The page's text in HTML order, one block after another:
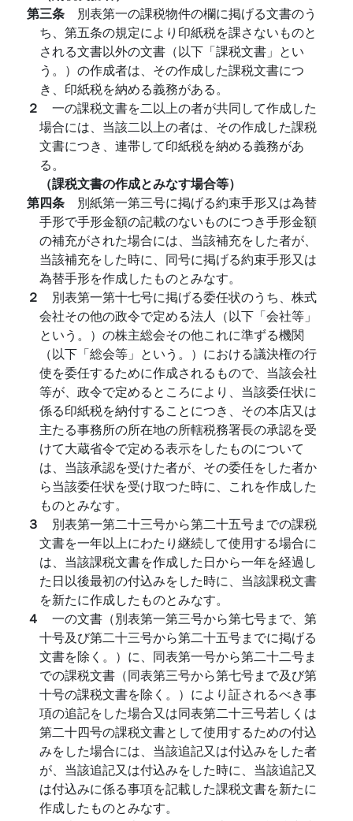
第三条 別表第一の課税物件の欄に掲げる文書のう
ち、第五条の規定により印紙税を課さないものと
される文書以外の文書（以下「課税文書」とい
う。）の作成者は、その作成した課税文書につ
き、印紙税を納める義務がある。
２ 一の課税文書を二以上の者が共同して作成した
場合には、当該二以上の者は、その作成した課税
文書につき、連帯して印紙税を納める義務があ
る。
（課税文書の作成とみなす場合等）
第四条 別紙第一第三号に掲げる約束手形又は為替
手形で手形金額の記載のないものにつき手形金額
の補充がされた場合には、当該補充をした者が、
当該補充をした時に、同号に掲げる約束手形又は
為替手形を作成したものとみなす。
２ 別表第一第十七号に掲げる委任状のうち、株式
会社その他の政令で定める法人（以下「会社等」
という。）の株主総会その他これに準ずる機関
（以下「総会等」という。）における議決権の行
使を委任するために作成されるもので、当該会社
等が、政令で定めるところにより、当該委任状に
係る印紙税を納付することにつき、その本店又は
主たる事務所の所在地の所轄税務署長の承認を受
けて大蔵省令で定める表示をしたものについて
は、当該承認を受けた者が、その委任をした者か
ら当該委任状を受け取つた時に、これを作成した
ものとみなす。
３ 別表第一第二十三号から第二十五号までの課税
文書を一年以上にわたり継続して使用する場合に
は、当該課税文書を作成した日から一年を経過し
た日以後最初の付込みをした時に、当該課税文書
を新たに作成したものとみなす。
４ 一の文書（別表第一第三号から第七号まで、第
十号及び第二十三号から第二十五号までに掲げる
文書を除く。）に、同表第一号から第二十二号ま
での課税文書（同表第三号から第七号まで及び第
十号の課税文書を除く。）により証されるべき事
項の追記をした場合又は同表第二十三号若しくは
第二十四号の課税文書として使用するための付込
みをした場合には、当該追記又は付込みをした者
が、当該追記又は付込みをした時に、当該追記又
は付込みに係る事項を記載した課税文書を新たに
作成したものとみなす。